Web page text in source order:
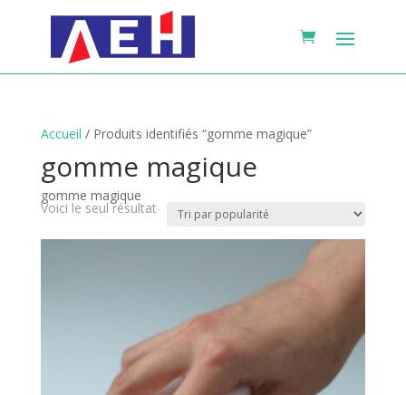
Accueil / Produits identifiés “gomme magique”
gomme magique
gomme magique
Voici le seul résultat